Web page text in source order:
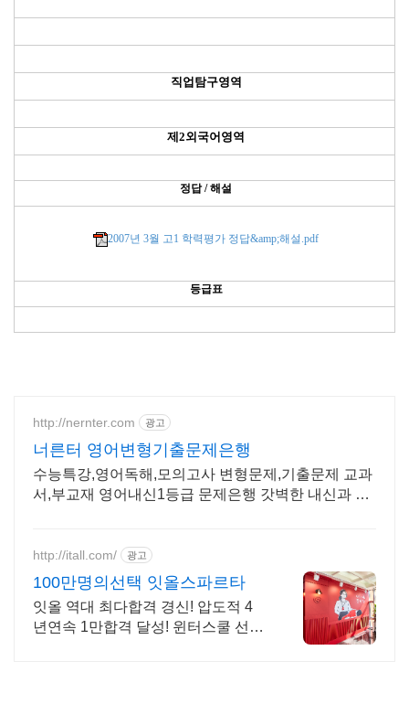
직업탐구영역
제2외국어영역
정답 / 해설
2007년 3월 고1 학력평가 정답&amp;해설.pdf
등급표
http://nernter.com 광고
너른터 영어변형기출문제은행
수능특강,영어독해,모의고사 변형문제,기출문제 교과
서,부교재 영어내신1등급 문제은행 갓벽한 내신과 수
http://itall.com/ 광고
100만명의선택 잇올스파르타
잇올 역대 최다합격 경신! 압도적 4
년연속 1만합격 달성! 윈터스쿨 선착